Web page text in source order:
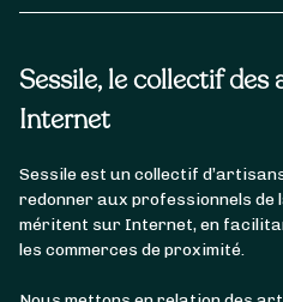
Sessile, le collectif
Internet
Sessile est un collectif
redonner aux professionnels de
méritent sur Internet, en
les commerces de proximité.